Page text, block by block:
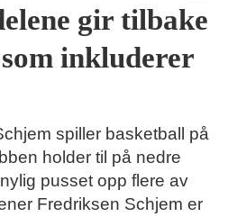
gir tilbake
inkluderer
spiller basketball på
holder til på nedre
pusset opp flere av
Fredriksen Schjem er